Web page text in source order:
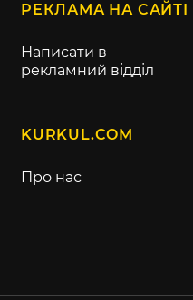
РЕКЛАМА НА САЙТІ
Написати в
рекламний відділ
KURKUL.COM
Про нас